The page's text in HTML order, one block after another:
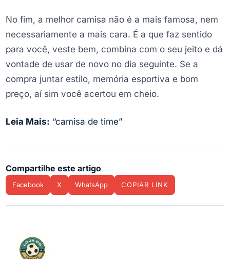
No fim, a melhor camisa não é a mais famosa, nem
necessariamente a mais cara. É a que faz sentido
para você, veste bem, combina com o seu jeito e dá
vontade de usar de novo no dia seguinte. Se a
compra juntar estilo, memória esportiva e bom
preço, aí sim você acertou em cheio.
Leia Mais: “camisa de time”
Compartilhe este artigo
Facebook X WhatsApp COPIAR LINK